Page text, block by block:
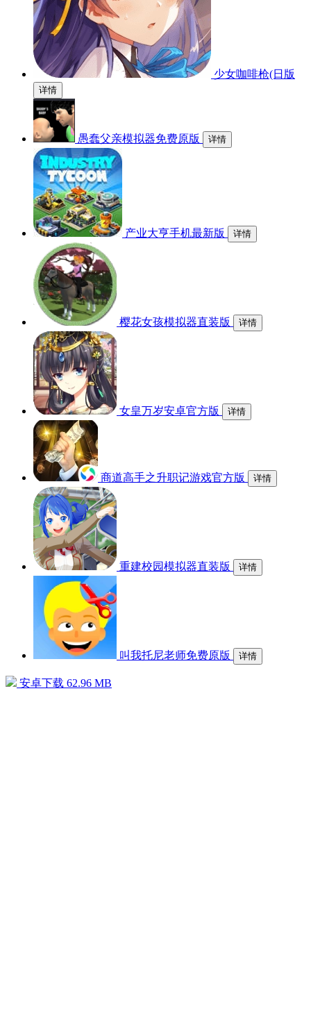
少女咖啡枪(日版
详情
愚蠢父亲模拟器免费原版 详情
产业大亨手机最新版 详情
樱花女孩模拟器直装版 详情
女皇万岁安卓官方版 详情
商道高手之升职记游戏官方版 详情
重建校园模拟器直装版 详情
叫我托尼老师免费原版 详情
安卓下载 62.96 MB